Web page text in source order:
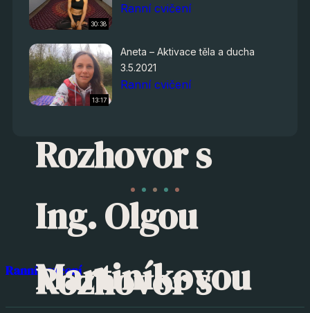
30:38
Ranní cvičení
13:17
Aneta – Aktivace těla a ducha
3.5.2021
Ranní cvičení
Ranní cvičení
Rozhovor s
Ing. Olgou
Martiníkovou
Rozhovor s